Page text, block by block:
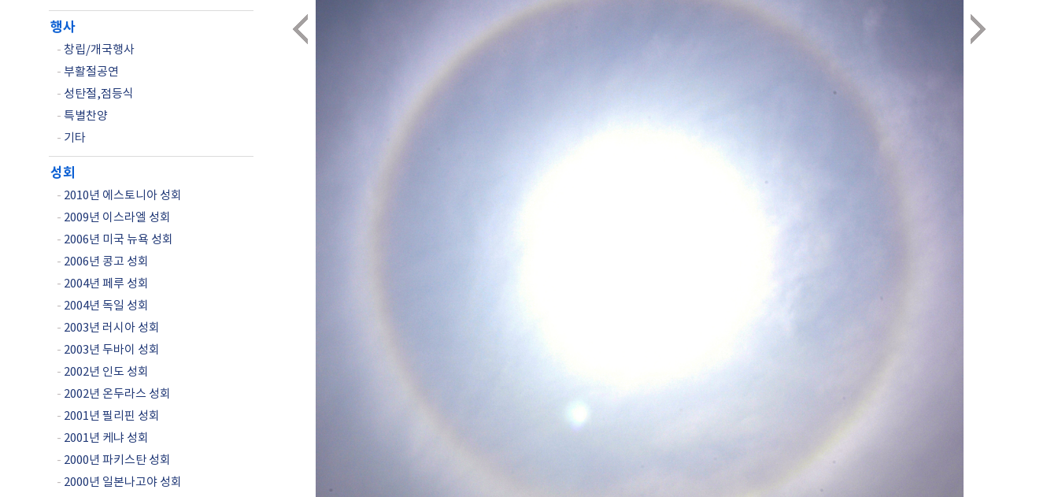
행사
- 창립/개국행사
- 부활절공연
- 성탄절,점등식
- 특별찬양
- 기타
성회
- 2010년 에스토니아 성회
- 2009년 이스라엘 성회
- 2006년 미국 뉴욕 성회
- 2006년 콩고 성회
- 2004년 페루 성회
- 2004년 독일 성회
- 2003년 러시아 성회
- 2003년 두바이 성회
- 2002년 인도 성회
- 2002년 온두라스 성회
- 2001년 필리핀 성회
- 2001년 케냐 성회
- 2000년 파키스탄 성회
- 2000년 일본나고야 성회